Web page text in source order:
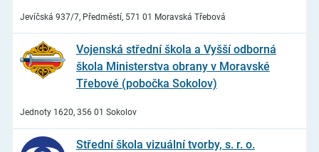
Jevíčská 937/7, Předměstí, 571 01 Moravská Třebová
Vojenská střední škola a Vyšší odborná
škola Ministerstva obrany v Moravské
Třebové (pobočka Sokolov)
Jednoty 1620, 356 01 Sokolov
Střední škola vizuální tvorby, s. r. o.